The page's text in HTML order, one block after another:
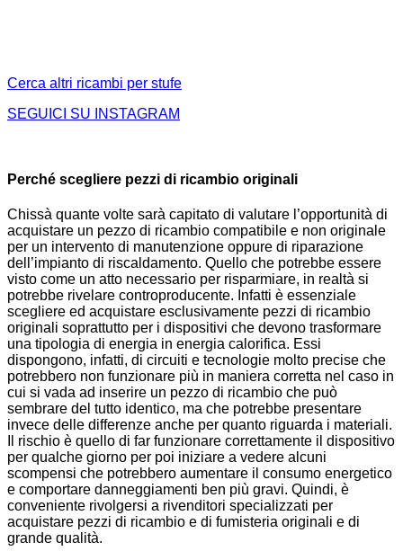
Cerca altri ricambi per stufe
SEGUICI SU INSTAGRAM
Perché scegliere pezzi di ricambio originali
Chissà quante volte sarà capitato di valutare l’opportunità di
acquistare un pezzo di ricambio compatibile e non originale
per un intervento di manutenzione oppure di riparazione
dell’impianto di riscaldamento. Quello che potrebbe essere
visto come un atto necessario per risparmiare, in realtà si
potrebbe rivelare controproducente. Infatti è essenziale
scegliere ed acquistare esclusivamente pezzi di ricambio
originali soprattutto per i dispositivi che devono trasformare
una tipologia di energia in energia calorifica. Essi
dispongono, infatti, di circuiti e tecnologie molto precise che
potrebbero non funzionare più in maniera corretta nel caso in
cui si vada ad inserire un pezzo di ricambio che può
sembrare del tutto identico, ma che potrebbe presentare
invece delle differenze anche per quanto riguarda i materiali.
Il rischio è quello di far funzionare correttamente il dispositivo
per qualche giorno per poi iniziare a vedere alcuni
scompensi che potrebbero aumentare il consumo energetico
e comportare danneggiamenti ben più gravi. Quindi, è
conveniente rivolgersi a rivenditori specializzati per
acquistare pezzi di ricambio e di fumisteria originali e di
grande qualità.